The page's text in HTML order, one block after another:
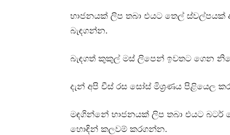
භාජනයක් ලිප තබා එයට තෙල් ස්වල්පයක්
බැඳගන්න.
බැඳගත් කුකුල් මස් ලිපෙන් ඉවතට ගෙන
දැන් අපි චීස් රස සෝස් මිශ්‍රණය පිළියෙල
මඳගින්නේ භාජනයක් ලිප තබා එයට බටර්
හොඳින් කලවම් කරගන්න.